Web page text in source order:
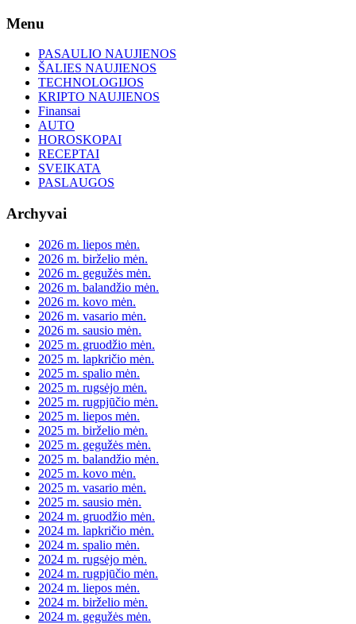
Skip
content
Menu
PASAULIO NAUJIENOS
ŠALIES NAUJIENOS
TECHNOLOGIJOS
KRIPTO NAUJIENOS
Finansai
AUTO
HOROSKOPAI
RECEPTAI
SVEIKATA
PASLAUGOS
Archyvai
2026 m. liepos mėn.
2026 m. birželio mėn.
2026 m. gegužės mėn.
2026 m. balandžio mėn.
2026 m. kovo mėn.
2026 m. vasario mėn.
2026 m. sausio mėn.
2025 m. gruodžio mėn.
2025 m. lapkričio mėn.
2025 m. spalio mėn.
2025 m. rugsėjo mėn.
2025 m. rugpjūčio mėn.
2025 m. liepos mėn.
2025 m. birželio mėn.
2025 m. gegužės mėn.
2025 m. balandžio mėn.
2025 m. kovo mėn.
2025 m. vasario mėn.
2025 m. sausio mėn.
2024 m. gruodžio mėn.
2024 m. lapkričio mėn.
2024 m. spalio mėn.
2024 m. rugsėjo mėn.
2024 m. rugpjūčio mėn.
2024 m. liepos mėn.
2024 m. birželio mėn.
2024 m. gegužės mėn.